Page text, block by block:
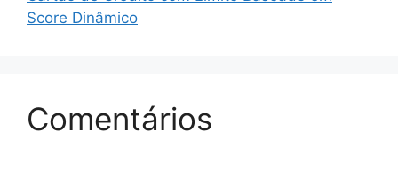
Score Dinâmico
Comentários